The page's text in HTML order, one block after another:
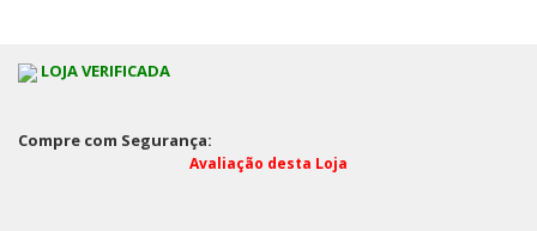
LOJA VERIFICADA
Compre com Segurança:
Avaliação desta Loja